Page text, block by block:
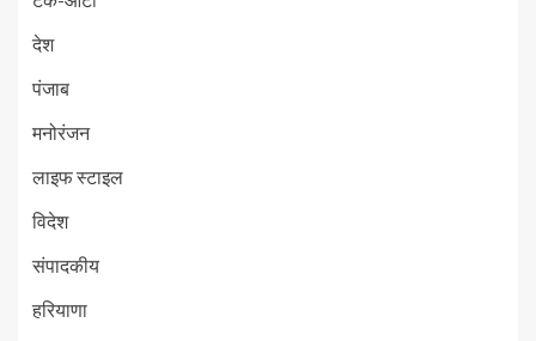
देश
पंजाब
मनोरंजन
लाइफ स्टाइल
विदेश
संपादकीय
हरियाणा